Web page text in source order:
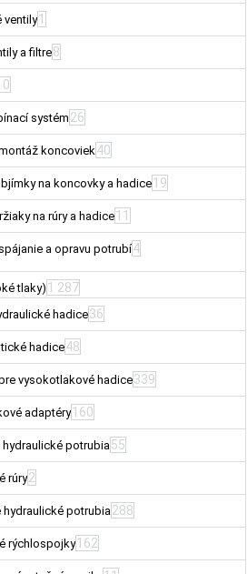
ventily 1
a filtre8
systém 26
koncoviek40
na koncovky a hadice 19
na rúry a hadice 11
a opravu potrubí4
tlaky) 1 287
hadice36
hadice48
vysokotlakové hadice339
adaptéry 160
hydraulické potrubia55
rúry2
hydraulické potrubia288
rýchlospojky 162